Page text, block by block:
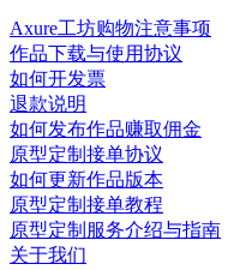
Axure工坊购物注意事项
作品下载与使用协议
如何开发票
退款说明
如何发布作品赚取佣金
原型定制接单协议
如何更新作品版本
原型定制接单教程
原型定制服务介绍与指南
关于我们